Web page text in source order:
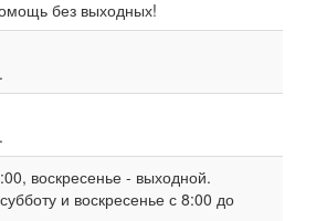
без выходных!
воскресенье - выходной.
и воскресенье с 8:00 до